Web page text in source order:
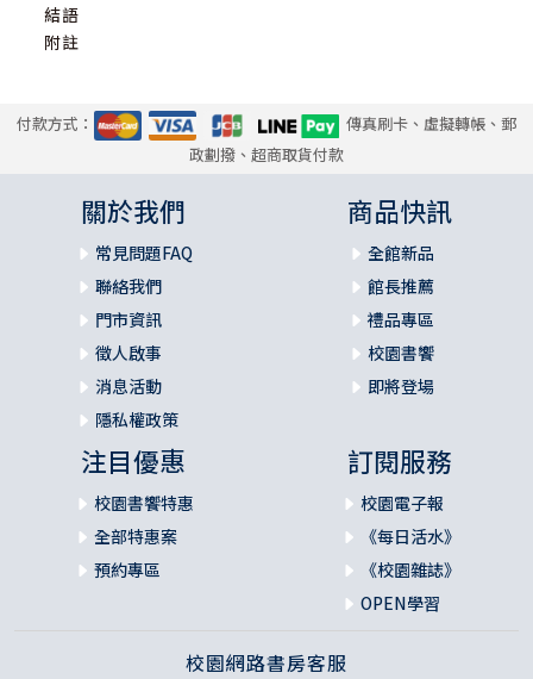
結語
附註
付款方式：
傳真刷卡、虛擬轉帳、郵
政劃撥、超商取貨付款
關於我們
常見問題FAQ
聯絡我們
門市資訊
徵人啟事
消息活動
隱私權政策
商品快訊
全館新品
館長推薦
禮品專區
校園書饗
即將登場
注目優惠
校園書饗特惠
全部特惠案
預約專區
訂閱服務
校園電子報
《每日活水》
《校園雜誌》
OPEN學習
校園網路書房客服